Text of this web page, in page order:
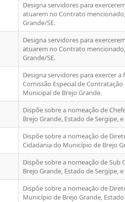
Designa servidores para
atuarem no Contrato
Grande/SE.
Designa servidores para
atuarem no Contrato
Grande/SE.
Designa servidores para exercer
Comissão Especial de
Municipal de Brejo Grande.
Dispõe sobre a nomeação de
Brejo Grande, Estado de Sergipe,
Dispõe sobre a nomeação de
Cidadania do Município de Brejo
Dispõe sobre a nomeação de Sub
Brejo Grande, Estado de Sergipe,
Dispõe sobre a nomeação de
Município de Brejo Grande,